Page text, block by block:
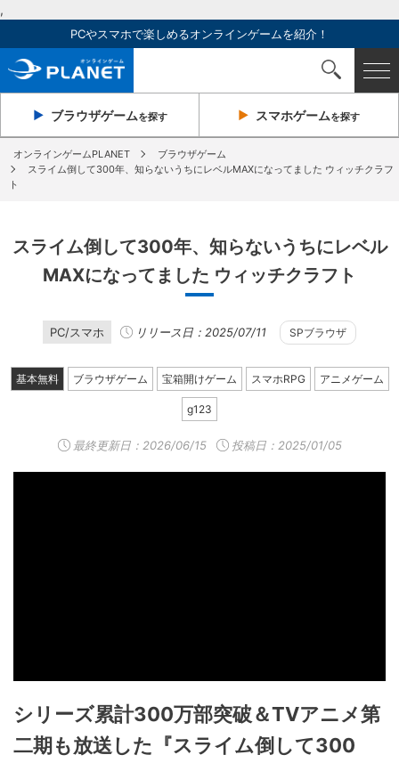
,
PCやスマホで楽しめるオンラインゲームを紹介！
ブラウザゲームを探す スマホゲームを探す
オンラインゲームPLANET
ブラウザゲーム
スライム倒して300年、知らないうちにレベルMAXになってました ウィッチクラフ
ト
スライム倒して300年、知らないうちにレベル
MAXになってました ウィッチクラフト
PC/スマホ リリース日：2025/07/11 SPブラウザ
基本無料 ブラウザゲーム 宝箱開けゲーム スマホRPG アニメゲーム
g123
最終更新日： 2026/06/15 投稿日：2025/01/05
シリーズ累計300万部突破＆TVアニメ第
二期も放送した『スライム倒して300